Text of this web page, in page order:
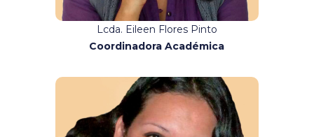
Lcda. Eileen Flores Pinto
Coordinadora Académica